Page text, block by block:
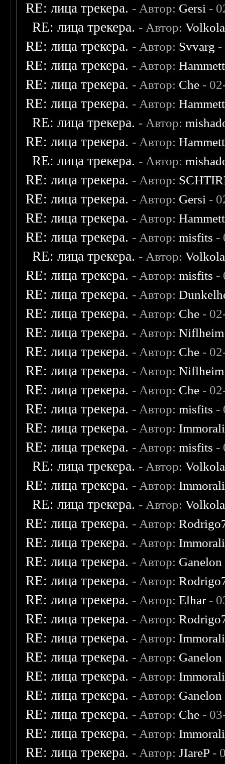
RE: лица трекера. - Автор: Gersi -
RE: лица трекера. - Автор:
RE: лица трекера. - Автор: Svvarg -
RE: лица трекера. - Автор:Hammett
RE: лица трекера. - Автор: Che -
RE: лица трекера. - Автор:Hammett
RE: лица трекера. - Автор:
RE: лица трекера. - Автор:Hammett
RE: лица трекера. - Автор:
RE: лица трекера. - Автор:
RE: лица трекера. - Автор: Gersi -
RE: лица трекера. - Автор:Hammett
RE: лица трекера. - Автор:misfits -
RE: лица трекера. - Автор:
RE: лица трекера. - Автор:misfits -
RE: лица трекера. - Автор:
RE: лица трекера. - Автор: Che -
RE: лица трекера. - Автор:Niflheim
RE: лица трекера. - Автор: Che -
RE: лица трекера. - Автор:Niflheim
RE: лица трекера. - Автор: Che -
RE: лица трекера. - Автор:misfits -
RE: лица трекера. - Автор:
RE: лица трекера. - Автор:misfits -
RE: лица трекера. - Автор:
RE: лица трекера. - Автор:
RE: лица трекера. - Автор:
RE: лица трекера. - Автор:
RE: лица трекера. - Автор:
RE: лица трекера. - Автор: Ganelon
RE: лица трекера. - Автор:
RE: лица трекера. - Автор:Elhar-
RE: лица трекера. - Автор:
RE: лица трекера. - Автор:
RE: лица трекера. - Автор: Ganelon
RE: лица трекера. - Автор:
RE: лица трекера. - Автор: Ganelon
RE: лица трекера. - Автор: Che -
RE: лица трекера. - Автор:
RE: лица трекера. - Автор:JIareP -